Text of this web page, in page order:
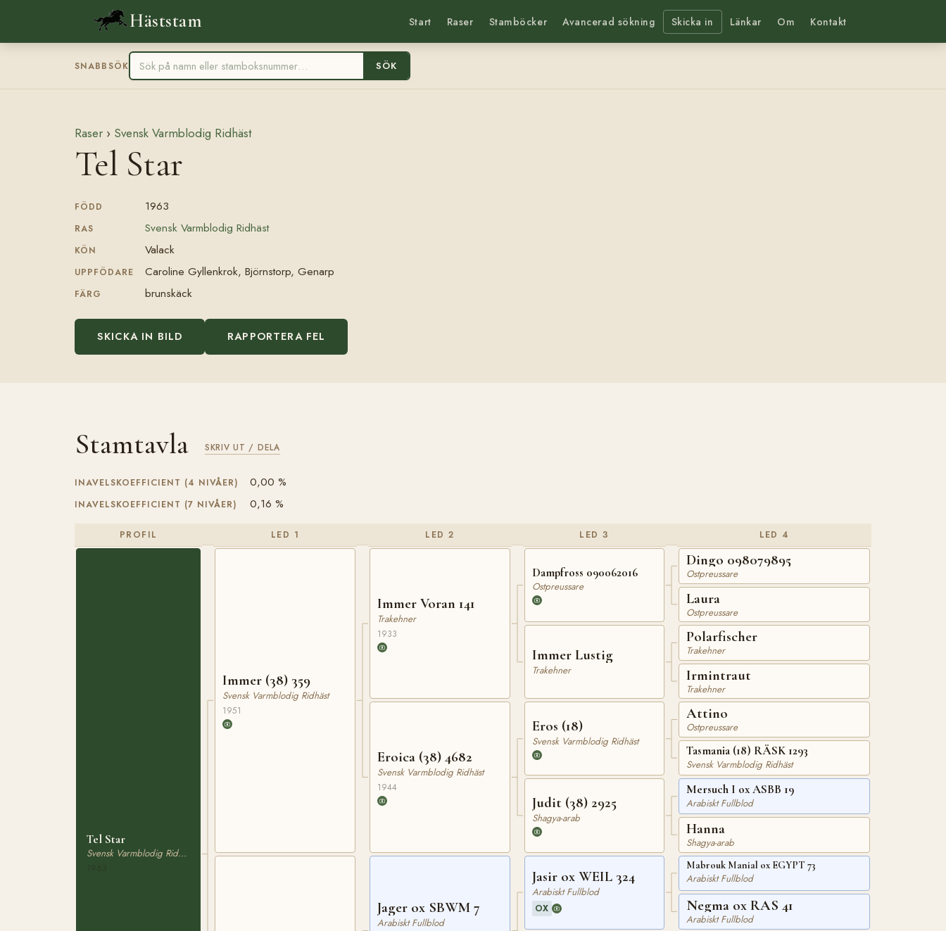
Häststam Start Raser Stamböcker Avancerad sökning Skicka in Länkar Om Kontakt
SNABBSÖK SÖK
Raser › Svensk Varmblodig Ridhäst
Tel Star
FÖDD 1963
RAS Svensk Varmblodig Ridhäst
KÖN Valack
UPPFÖDARE Caroline Gyllenkrok, Björnstorp, Genarp
FÄRG brunskäck
SKICKA IN BILD RAPPORTERA FEL
Stamtavla SKRIV UT / DELA
INAVELSKOEFFICIENT (4 NIVÅER) 0,00 %
INAVELSKOEFFICIENT (7 NIVÅER) 0,16 %
PROFIL
Tel Star
Svensk Varmblodig Ridhäst
LED 1
Immer (38) 359
Svensk Varmblodig Ridhäst
1951
LED 2
Immer Voran 141
Trakehner
1933
Eroica (38) 4682
Svensk Varmblodig Ridhäst
1944
Jager ox SBWM 7
Arabiskt Fullblod
LED 3
Dampfross 090062016
Ostpreussare
Immer Lustig
Trakehner
Eros (18)
Svensk Varmblodig Ridhäst
Judit (38) 2925
Shagya-arab
Jasir ox WEIL 324
Arabiskt Fullblod
OX
LED 4
Dingo 098079895
Ostpreussare
Laura
Ostpreussare
Polarfischer
Trakehner
Irmintraut
Trakehner
Attino
Ostpreussare
Tasmania (18) RÄSK 1293
Svensk Varmblodig Ridhäst
Mersuch I ox ASBB 19
Arabiskt Fullblod
Hanna
Shagya-arab
Mabrouk Manial ox EGYPT 73
Arabiskt Fullblod
Negma ox RAS 41
Arabiskt Fullblod